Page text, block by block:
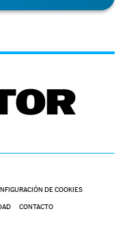
DE COOKIES
CONTACTO